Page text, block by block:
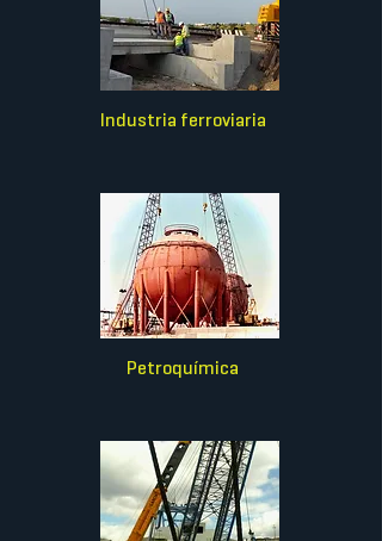
Industria ferroviaria
Petroquímica